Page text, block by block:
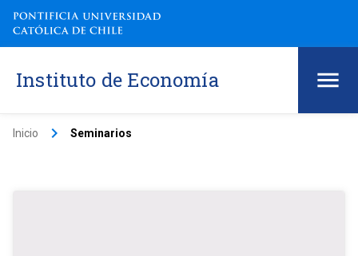
Instituto de Economía
Inicio keyboard_arrow_right Seminarios